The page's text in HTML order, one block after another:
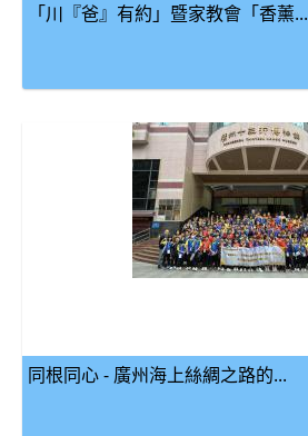
「川『爸』有約」暨家教會「香薰...
同根同心 - 廣州海上絲綢之路的...